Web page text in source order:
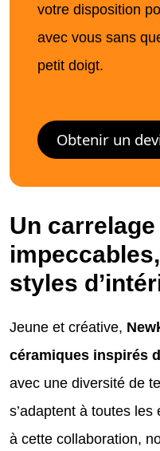
votre disposition
avec vous sans
petit doigt.
Obtenir un
Un
styles
Jeune et créative,
céramiques inspirés
avec une diversité de
s’adaptent à toutes
à cette collaboration,